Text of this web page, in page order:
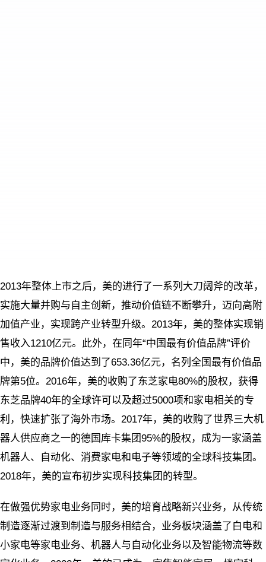
2013年整体上市之后，美的进行了一系列大刀阔斧的改革，
实施大量并购与自主创新，推动价值链不断攀升，迈向高附
加值产业，实现跨产业转型升级。2013年，美的整体实现销
售收入1210亿元。此外，在同年“中国最有价值品牌”评价
中，美的品牌价值达到了653.36亿元，名列全国最有价值品
牌第5位。2016年，美的收购了东芝家电80%的股权，获得
东芝品牌40年的全球许可以及超过5000项和家电相关的专
利，快速扩张了海外市场。2017年，美的收购了世界三大机
器人供应商之一的德国库卡集团95%的股权，成为一家涵盖
机器人、自动化、消费家电和电子等领域的全球科技集团。
2018年，美的宣布初步实现科技集团的转型。
在做强优势家电业务同时，美的培育战略新兴业务，从传统
制造逐渐过渡到制造与服务相结合，业务板块涵盖了白电和
小家电等家电业务、机器人与自动化业务以及智能物流等数